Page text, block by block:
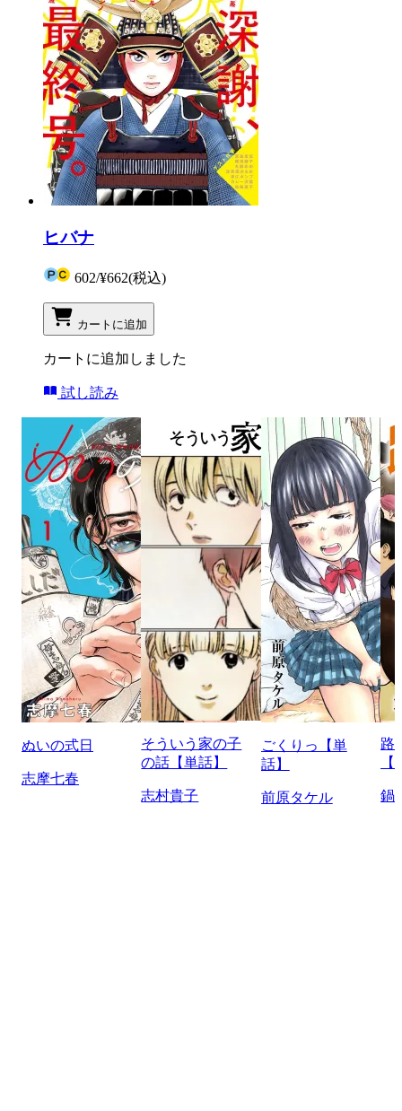
ヒバナ
602/¥662(税込)
カートに追加
カートに追加しました
試し読み
ぬいの式日
志摩七春
そういう家の子
の話【単話】
志村貴子
ごくりっ【単
話】
前原タケル
路
鍋